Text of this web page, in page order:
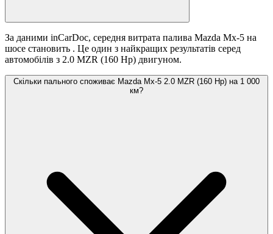
За даними inCarDoc, середня витрата палива Mazda Mx-5 на
шосе становить . Це один з найкращих результатів серед
автомобілів з 2.0 MZR (160 Hp) двигуном.
Скільки пального споживає Mazda Mx-5 2.0 MZR (160 Hp) на 1 000
км?